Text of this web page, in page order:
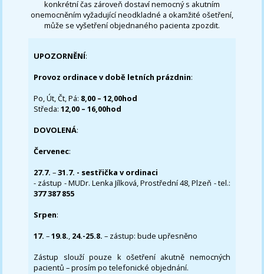
konkrétní čas zároveň dostaví nemocný s akutním
onemocněním vyžadující neodkladné a okamžité ošetření,
může se vyšetření objednaného pacienta zpozdit.
UPOZORNĚNÍ:
Provoz ordinace v době letních prázdnin:
Po, Út, Čt, Pá: 8,00 – 12,00hod
Středa:12,00 – 16,00hod
DOVOLENÁ:
Červenec:
27.7.–31.7. - sestřička v ordinaci
- zástup - MUDr. Lenka Jílková, Prostřední 48, Plzeň - tel.:
377 387 855
Srpen:
17. –19.8., 24.-25.8. – zástup: bude upřesněno
Zástup slouží pouze k ošetření akutně nemocných
pacientů – prosím po telefonické objednání.